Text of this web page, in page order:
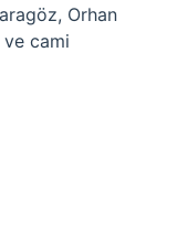
Orhan
ve cami